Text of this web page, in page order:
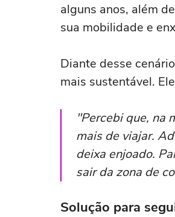
alguns anos, além
sua mobilidade e
Diante desse
mais sustentável.
"Percebi que, na
mais de viajar.
deixa enjoado.
sair da zona de
Solução para